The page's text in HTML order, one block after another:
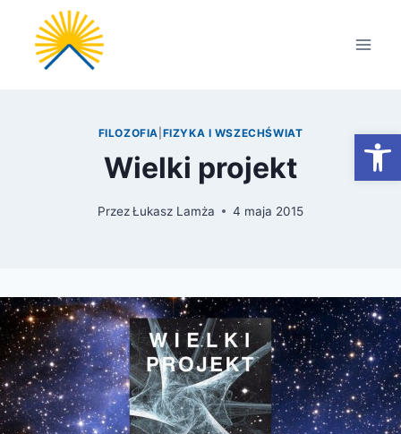
Przejdź
treści
FILOZOFIA FIZYKA I WSZECHŚWIAT
Wielki projekt
PrzezŁukasz Lamża 4 maja 2015